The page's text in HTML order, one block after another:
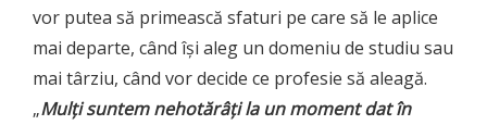
vor putea să primească sfaturi pe care să le aplice
mai departe, când își aleg un domeniu de studiu sau
mai târziu, când vor decide ce profesie să aleagă.
„Mulți suntem nehotărâți la un moment dat în